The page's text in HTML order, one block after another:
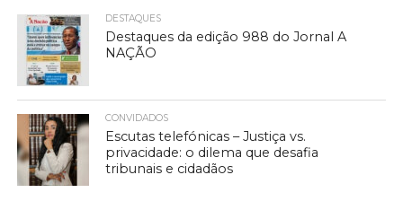
DESTAQUES
Destaques da edição 988 do Jornal A
NAÇÃO
CONVIDADOS
Escutas telefónicas – Justiça vs.
privacidade: o dilema que desafia
tribunais e cidadãos